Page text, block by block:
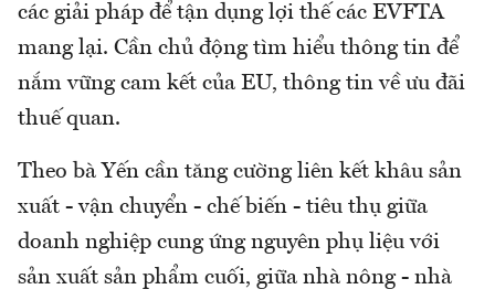
các giải pháp để tận dụng lợi thế các EVFTA
mang lại. Cần chủ động tìm hiểu thông tin để
nắm vững cam kết của EU, thông tin về ưu đãi
thuế quan.
Theo bà Yến cần tăng cường liên kết khâu sản
xuất - vận chuyển - chế biến - tiêu thụ giữa
doanh nghiệp cung ứng nguyên phụ liệu với
sản xuất sản phẩm cuối, giữa nhà nông - nhà